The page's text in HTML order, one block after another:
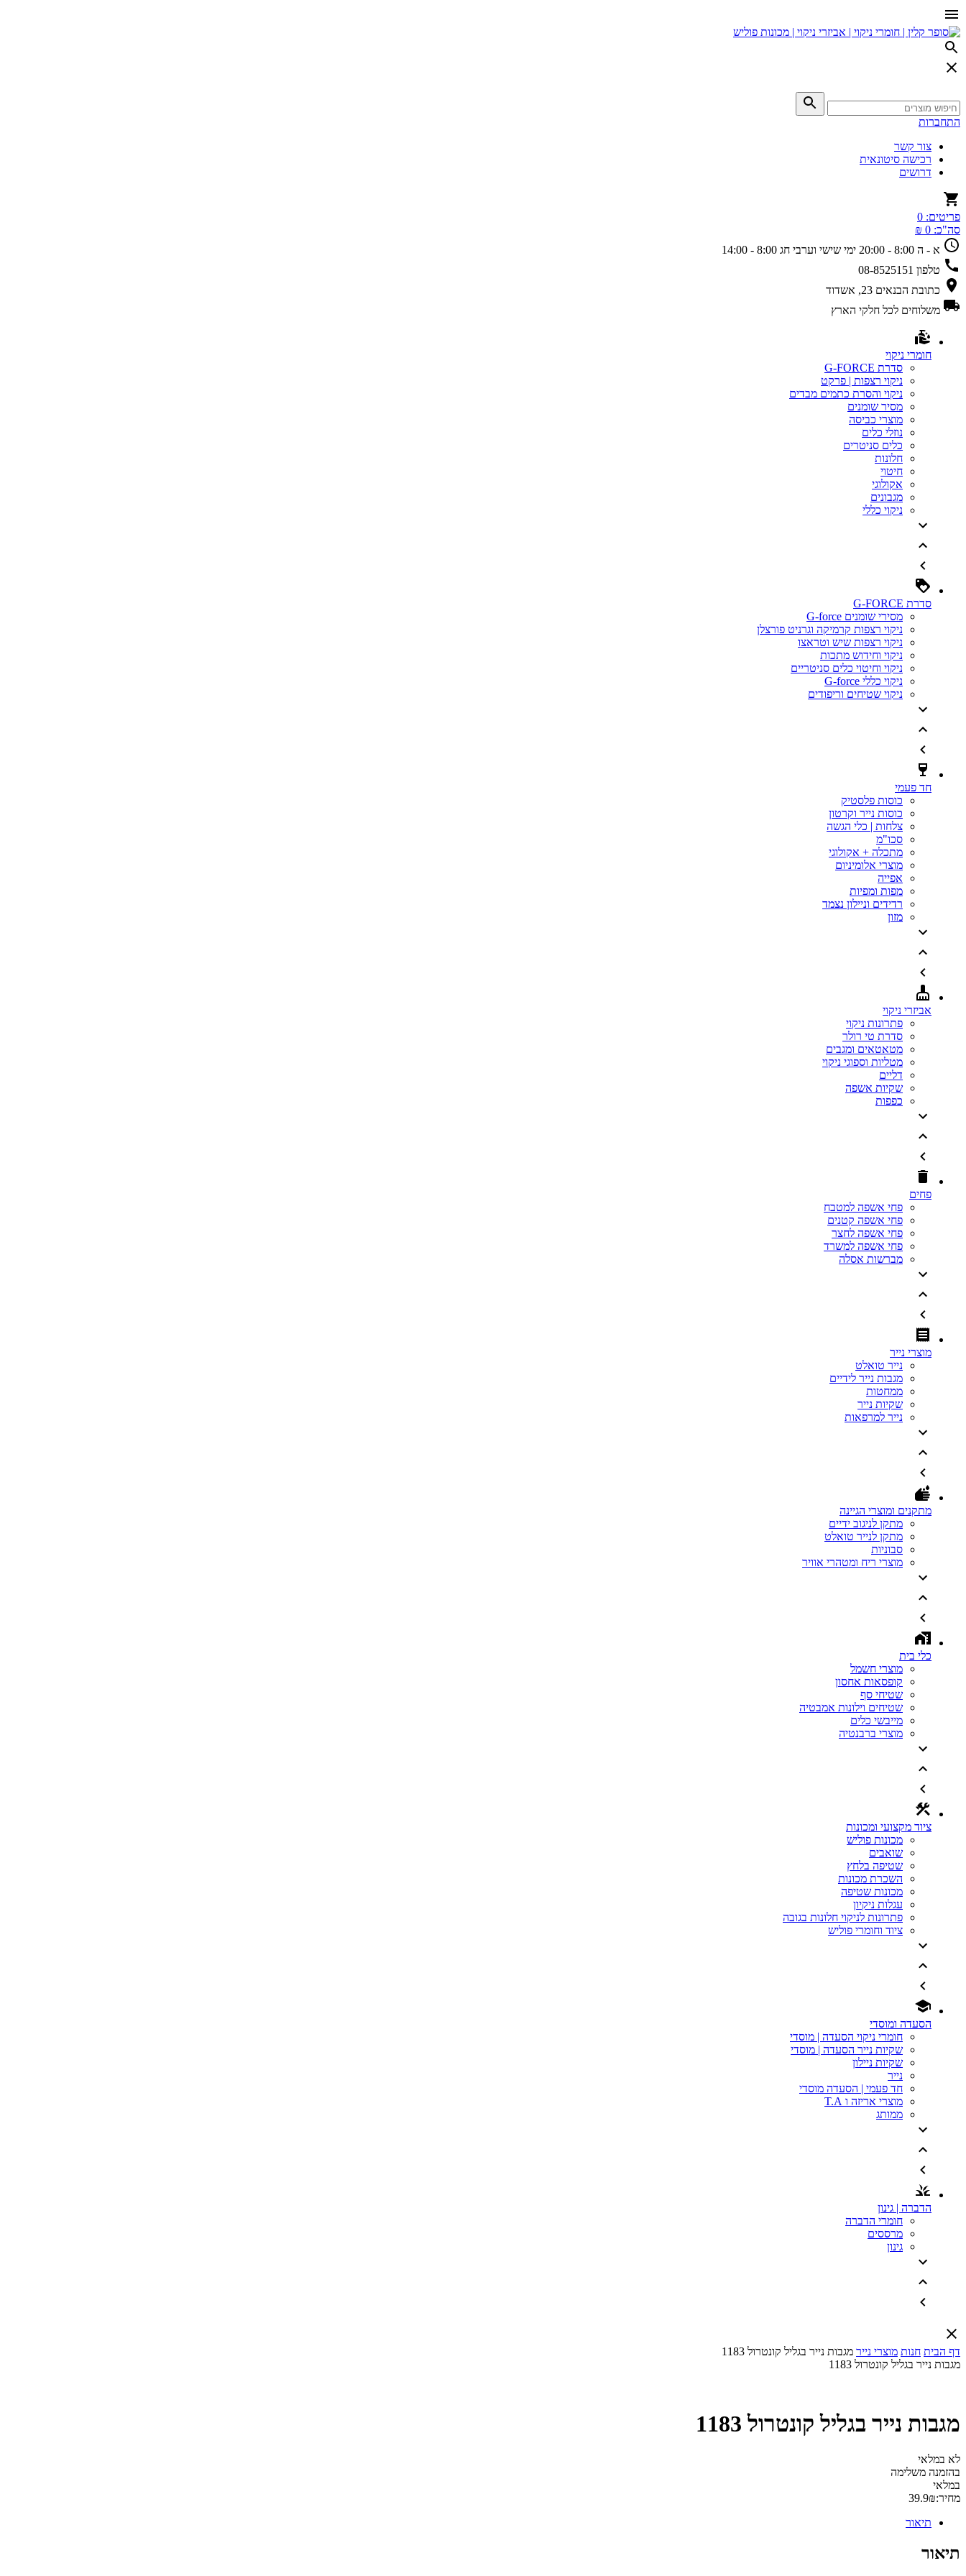
התחברות
צור קשר
רכישה סיטונאית
דרושים
פריטים: 0
סה"כ: 0 ₪
א - ה 8:00 - 20:00
ימי שישי וערבי חג 8:00 - 14:00
טלפון 08-8525151
כתובת הבנאים 23, אשדוד
משלוחים לכל חלקי הארץ
חומרי ניקוי
סדרת G-FORCE
ניקוי רצפות | פרקט
ניקוי והסרת כתמים מבדים
מסיר שומנים
מוצרי כביסה
נוזלי כלים
כלים סניטרים
חלונות
חיטוי
אקולוגי
מגבונים
ניקוי כללי
סדרת G-FORCE
מסירי שומנים G-force
ניקוי רצפות קרמיקה וגרניט פורצלן
ניקוי רצפות שיש וטראצו
ניקוי וחידוש מתכות
ניקוי וחיטוי כלים סניטריים
ניקוי כללי G-force
ניקוי שטיחים וריפודים
חד פעמי
כוסות פלסטיק
כוסות נייר וקרטון
צלחות | כלי הגשה
סכו"מ
מתכלה + אקולוגי
מוצרי אלומיניום
אפייה
מפות ומפיות
רדידים וניילון נצמד
מזון
אביזרי ניקוי
פתרונות ניקוי
סדרת טי רולר
מטאטאים ומגבים
מטליות וספוגי ניקוי
דליים
שקיות אשפה
כפפות
פחים
פחי אשפה למטבח
פחי אשפה קטנים
פחי אשפה לחצר
פחי אשפה למשרד
מברשות אסלה
מוצרי נייר
נייר טואלט
מגבות נייר לידיים
ממחטות
שקיות נייר
נייר למרפאות
מתקנים ומוצרי הגיינה
מתקן לניגוב ידיים
מתקן לנייר טואלט
סבוניות
מוצרי ריח ומטהרי אוויר
כלי בית
מוצרי חשמל
קופסאות אחסון
שטיחי סף
שטיחים וילונות אמבטיה
מייבשי כלים
מוצרי ברבנטיה
ציוד מקצועי ומכונות
מכונות פוליש
שואבים
שטיפה בלחץ
השכרת מכונות
מכונות שטיפה
עגלות ניקיון
פתרונות לניקוי חלונות בגובה
ציוד וחומרי פוליש
הסעדה ומוסדי
חומרי ניקוי הסעדה | מוסדי
שקיות נייר הסעדה | מוסדי
שקיות ניילון
נייר
חד פעמי | הסעדה מוסדי
מוצרי אריזה ו T.A
ממותג
הדברה | גינון
חומרי הדברה
מרססים
גינון
דף הבית חנות מוצרי נייר מגבות נייר בגליל קונטרול 1183
מגבות נייר בגליל קונטרול 1183
מגבות נייר בגליל קונטרול 1183
לא במלאי
בהזמנה משלימה
במלאי
מחיר:
39.9₪
תיאור
תיאור